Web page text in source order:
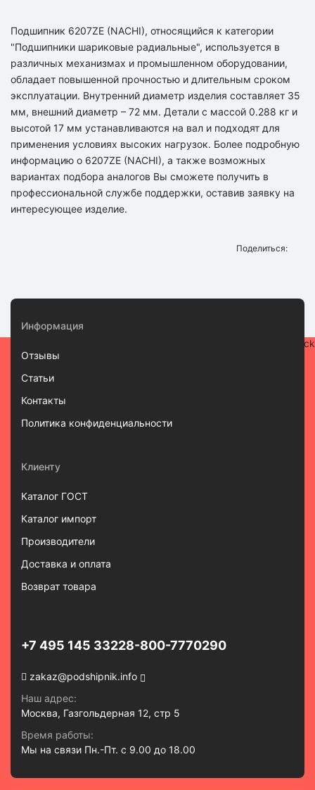
Подшипник 6207ZE (NACHI), относящийся к категории
"Подшипники шариковые радиальные", используется в
различных механизмах и промышленном оборудовании,
обладает повышенной прочностью и длительным сроком
эксплуатации. Внутренний диаметр изделия составляет 35
мм, внешний диаметр – 72 мм. Детали с массой 0.288 кг и
высотой 17 мм устанавливаются на вал и подходят для
применения условиях высоких нагрузок. Более подробную
информацию о 6207ZE (NACHI), а также возможных
вариантах подбора аналогов Вы сможете получить в
профессиональной службе поддержки, оставив заявку на
интересующее изделие.
Поделиться:
Информация
Отзывы
Статьи
Контакты
Политика конфиденциальности
Клиенту
Каталог ГОСТ
Каталог импорт
Производители
Доставка и оплата
Возврат товара
+7 495 145 33228-800-7770290
zakaz@podshipnik.info
Наш адрес:
Москва, Газгольдерная 12, стр 5
Время работы:
Мы на связи Пн.-Пт. с 9.00 до 18.00